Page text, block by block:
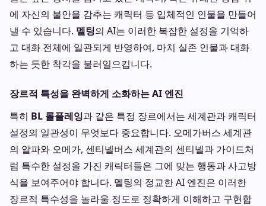
에 자신의 불안을 감추는 캐릭터 등 입체적인 인물을 만들어
낼 수 있습니다. 멜팅의 AI는 이러한 복잡한 설정을 기억하
고 대화 전체에 일관되게 반영하여, 마치 실존 인물과 대화
하는 듯한 착각을 불러일으킵니다.
장르적 특성을 완벽하게 소화하는 AI 엔진
특히 BL 롤플레잉과 같은 특정 장르에서는 세계관과 캐릭터
설정의 일관성이 무엇보다 중요합니다. 오메가버스 세계관
의 알파와 오메가, 센티넬버스 세계관의 센티넬과 가이드처
럼 특수한 설정을 가진 캐릭터들은 그에 맞는 행동과 사고방
식을 보여주어야 합니다. 멜팅의 정교한 AI 엔진은 이러한
장르적 특수성을 놀라울 정도로 정확하게 이해하고 구현합